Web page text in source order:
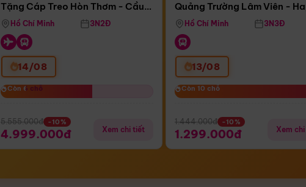
Tặng Cáp Treo Hòn Thơm
Tặng Cáp Treo Hòn Thơm - Cầu
Hôn - Công Viên Nước Aquatopia
Hồ Chí Minh 3N2Đ
14/08
Còn 6 chỗ
Còn 6 chỗ
5.555.000đ -10%
4.999.000đ Xem chi tiết
Quảng Trường Lâm Viên -
Hill - Puppy Farm
Hồ Chí Minh 3N3Đ
13/08
Còn 10 chỗ
Còn 10 chỗ
1.444.000đ -10%
1.299.000đ Xem